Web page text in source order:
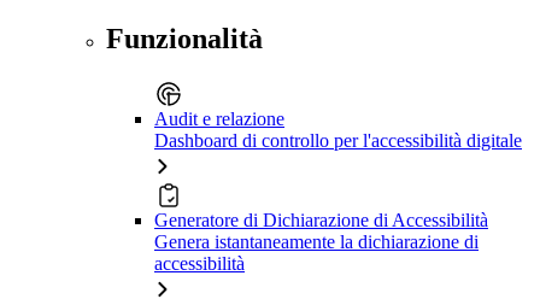
Funzionalità
Audit e relazione
Dashboard di controllo per l'accessibilità digitale
Generatore di Dichiarazione di Accessibilità
Genera istantaneamente la dichiarazione di
accessibilità